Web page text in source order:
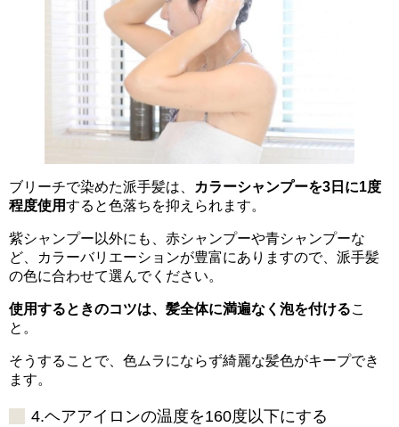
ブリーチで染めた派手髪は、
カラーシャンプーを3日に1度
程度使用すると色落ちを抑えられます。
紫シャンプー以外にも、赤シャンプーや青シャンプーな
ど、カラーバリエーションが豊富にありますので、派手髪
の色に合わせて選んでください。
使用するときのコツは、髪全体に満遍なく泡を付けるこ
と。
そうすることで、色ムラにならず綺麗な髪色がキープでき
ます。
4.ヘアアイロンの温度を160度以下にする